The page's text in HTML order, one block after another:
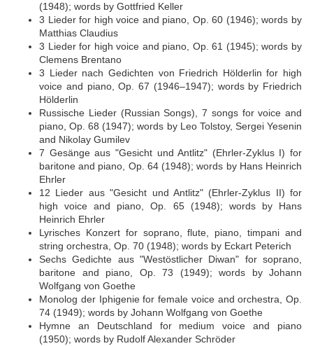
(1948); words by Gottfried Keller
3 Lieder for high voice and piano, Op. 60 (1946); words by
Matthias Claudius
3 Lieder for high voice and piano, Op. 61 (1945); words by
Clemens Brentano
3 Lieder nach Gedichten von Friedrich Hölderlin for high
voice and piano, Op. 67 (1946–1947); words by Friedrich
Hölderlin
Russische Lieder (Russian Songs), 7 songs for voice and
piano, Op. 68 (1947); words by Leo Tolstoy, Sergei Yesenin
and Nikolay Gumilev
7 Gesänge aus "Gesicht und Antlitz" (Ehrler-Zyklus I) for
baritone and piano, Op. 64 (1948); words by Hans Heinrich
Ehrler
12 Lieder aus "Gesicht und Antlitz" (Ehrler-Zyklus II) for
high voice and piano, Op. 65 (1948); words by Hans
Heinrich Ehrler
Lyrisches Konzert for soprano, flute, piano, timpani and
string orchestra, Op. 70 (1948); words by Eckart Peterich
Sechs Gedichte aus "Westöstlicher Diwan" for soprano,
baritone and piano, Op. 73 (1949); words by Johann
Wolfgang von Goethe
Monolog der Iphigenie for female voice and orchestra, Op.
74 (1949); words by Johann Wolfgang von Goethe
Hymne an Deutschland for medium voice and piano
(1950); words by Rudolf Alexander Schröder